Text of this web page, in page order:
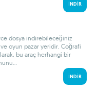
İNDIR
dosya indirebileceğiniz
oyun pazar yeridir. Coğrafi
bu araç herhangi bir
İNDIR